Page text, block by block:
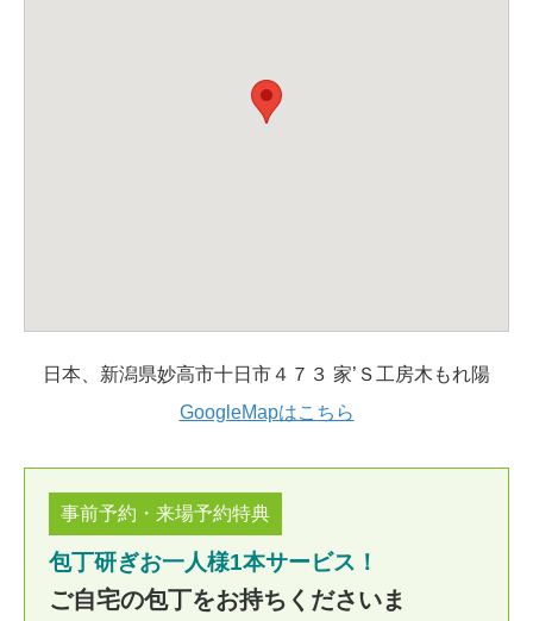
日本、新潟県妙高市十日市４７３ 家’Ｓ工房木もれ陽
GoogleMapはこちら
事前予約・来場予約特典
包丁研ぎお一人様1本サービス！
ご自宅の包丁をお持ちくださいま